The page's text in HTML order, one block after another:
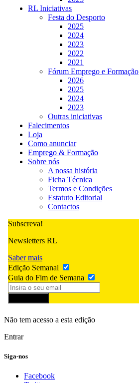
RL Iniciativas
Festa do Desporto
2025
2024
2023
2022
2021
Fórum Emprego e Formação
2026
2025
2024
2023
Outras iniciativas
Falecimentos
Loja
Como anunciar
Emprego & Formação
Sobre nós
A nossa história
Ficha Técnica
Termos e Condições
Estatuto Editorial
Contactos
Subscreva!
Newsletters RL
Saber mais
Edição Semanal
Guia do Fim de Semana
Não tem acesso a esta edição
Entrar
Siga-nos
Facebook